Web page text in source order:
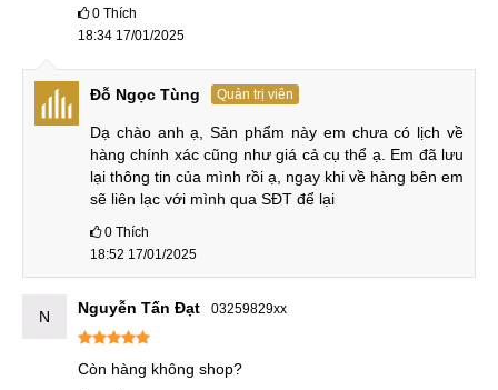
Khi so sánh 2 mẫuđiện thoại LG
đều có cùng ngôn ngữ thiết kế khung kim loại bo cong 2 mặt
kính sang trọng. Hoàn thiện tỉ mỉ đến từng chi tiết.
Sau đây là phần so sánh chi tiết về thông số kỹ thuật:
Tiêu chí V50
Kích
Khổi
159.2 x 76.1 x 8.3
183 g
0 Thích
18:34 17/01/2025
Đỗ Ngọc Tùng Quản trị viên
Dạ chào anh ạ, Sản phẩm này em chưa có lịch về
hàng chính xác cũng như giá cả cụ thể ạ. Em đã lưu
lại thông tin của mình rồi ạ, ngay khi về hàng bên em
sẽ liên lạc với mình qua SĐT để lại
0 Thích
18:52 17/01/2025
N Nguyễn Tấn Đạt 03259829xx
Còn hàng không shop?